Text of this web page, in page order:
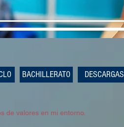
BACHILLERATO DESCARGAS
de valores en mi entorno.